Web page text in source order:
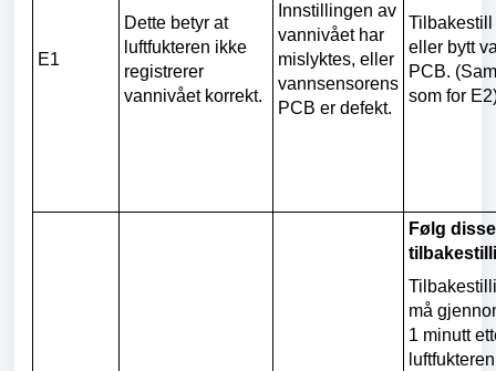
E1
Dette betyr at
luftfukteren ikke
registrerer
vannivået korrekt.
Innstillingen av
vannivået har
mislyktes, eller
vannsensorens
PCB er defekt.
eller bytt
PCB.
som for
Følg
må
1 minutt